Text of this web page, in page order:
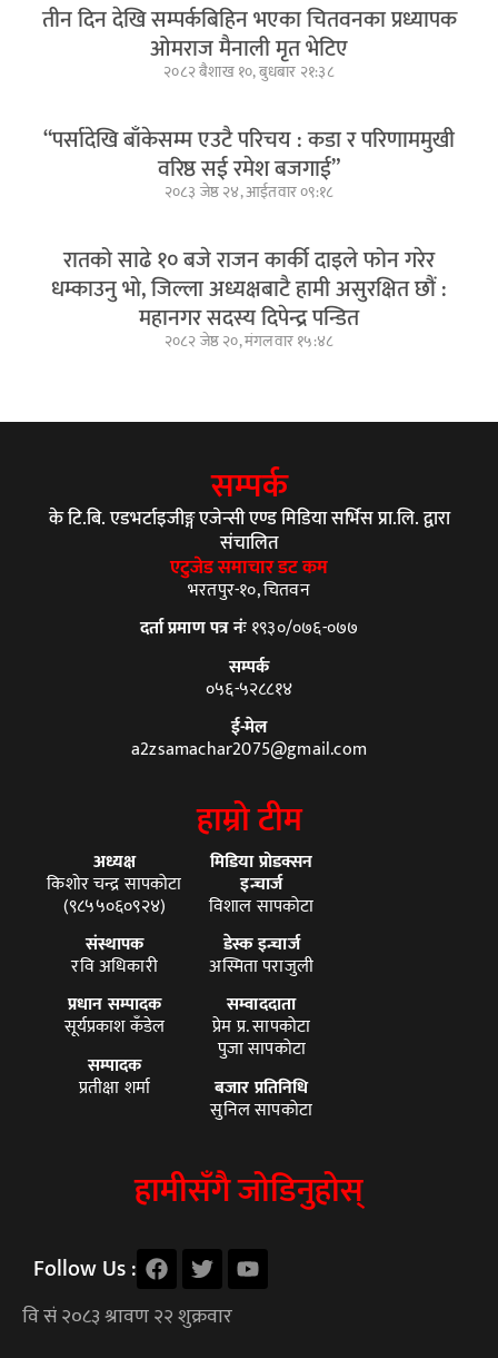
तीन दिन देखि सम्पर्कबिहिन भएका चितवनका प्रध्यापक
ओमराज मैनाली मृत भेटिए
२०८२ बैशाख १०, बुधबार २१:३८
“पर्सादेखि बाँकेसम्म एउटै परिचय : कडा र परिणाममुखी
वरिष्ठ सई रमेश बजगाई”
२०८३ जेष्ठ २४, आईतवार ०९:१८
रातको साढे १० बजे राजन कार्की दाइले फोन गरेर
धम्काउनु भो, जिल्ला अध्यक्षबाटै हामी असुरक्षित छौं :
महानगर सदस्य दिपेन्द्र पन्डित
२०८२ जेष्ठ २०, मंगलवार १५:४८
सम्पर्क
के टि.बि. एडभर्टाइजीङ्ग एजेन्सी एण्ड मिडिया सर्भिस प्रा.लि. द्वारा
संचालित
एटुजेड समाचार डट कम
भरतपुर-१०, चितवन
दर्ता प्रमाण पत्र नंः१९३०/०७६-०७७
सम्पर्क
०५६-५२८८१४
ई-मेल
a2zsamachar2075@gmail.com
हाम्रो टीम
अध्यक्ष
किशोर चन्द्र सापकोटा
(९८५५०६०९२४)
संस्थापक
रवि अधिकारी
प्रधान सम्पादक
सूर्यप्रकाश कँडेल
सम्पादक
प्रतीक्षा शर्मा
मिडिया प्रोडक्सन
इन्चार्ज
विशाल सापकोटा
डेस्क इन्चार्ज
अस्मिता पराजुली
सम्वाददाता
प्रेम प्र. सापकोटा
पुजा सापकोटा
बजार प्रतिनिधि
सुनिल सापकोटा
हामीसँगै जोडिनुहोस्
Follow Us :